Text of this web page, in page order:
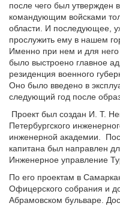
после чего был утвержден
командующим войсками
области. И последующее,
прослужить ему в нашем
Именно при нем и для него
было выстроено главное
резиденция военного
Оно было введено в
следующий год после
Проект был создан И. Т.
Петербургского
инженерной академии.
капитана был направлен
Инженерное управление
По его проектам в
Офицерского собрания и
Абрамовском бульваре.